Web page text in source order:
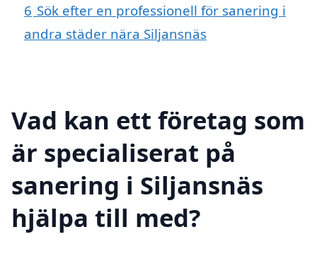
6 Sök efter en professionell för sanering i
andra städer nära Siljansnäs
Vad kan ett företag som
är specialiserat på
sanering i Siljansnäs
hjälpa till med?